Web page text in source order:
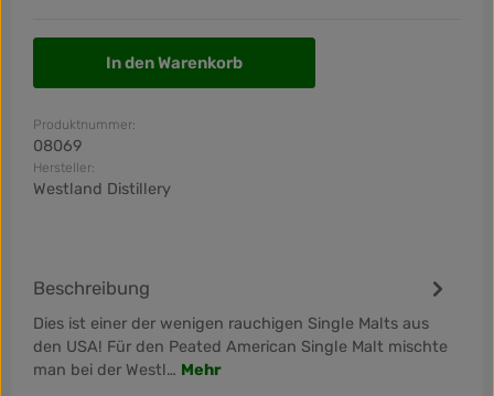
In den Warenkorb
Produktnummer:
08069
Hersteller:
Westland Distillery
Beschreibung
Dies ist einer der wenigen rauchigen Single Malts aus
den USA! Für den Peated American Single Malt mischte
man bei der Westl… Mehr